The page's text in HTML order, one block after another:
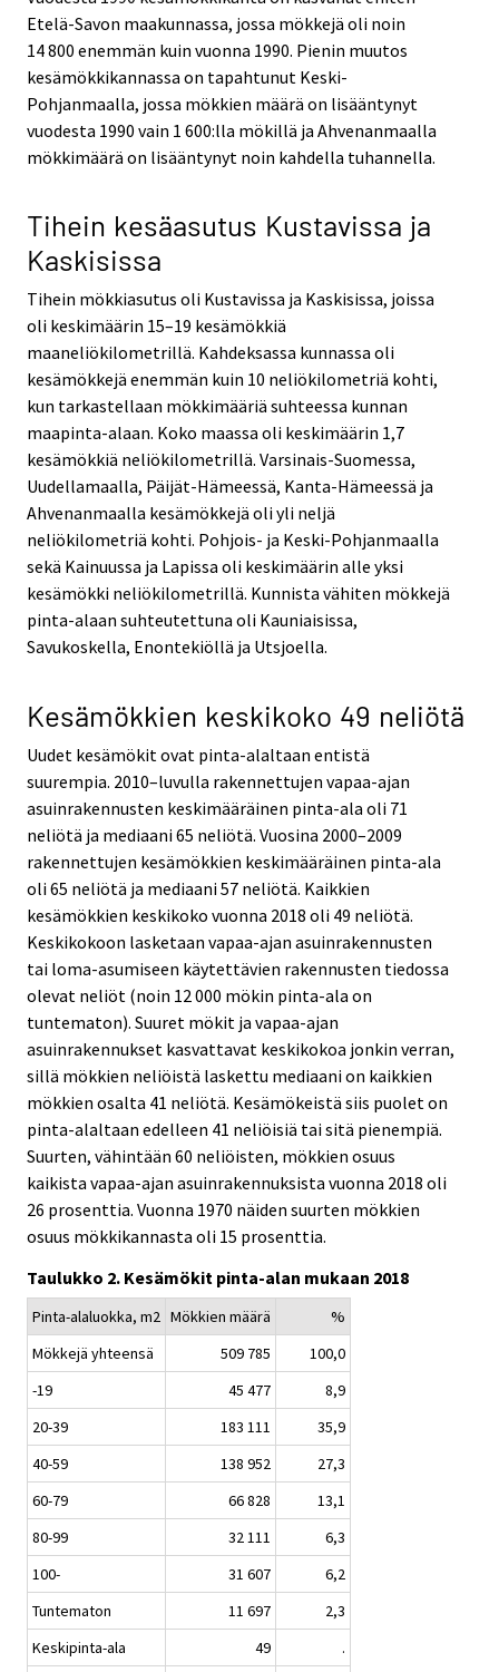
Etelä-Savon maakunnassa, jossa mökkejä oli noin
14 800 enemmän kuin vuonna 1990. Pienin muutos
kesämökkikannassa on tapahtunut Keski-
Pohjanmaalla, jossa mökkien määrä on lisääntynyt
vuodesta 1990 vain 1 600:lla mökillä ja Ahvenanmaalla
mökkimäärä on lisääntynyt noin kahdella tuhannella.
Tihein kesäasutus Kustavissa ja
Kaskisissa
Tihein mökkiasutus oli Kustavissa ja Kaskisissa, joissa
oli keskimäärin 15–19 kesämökkiä
maaneliökilometrillä. Kahdeksassa kunnassa oli
kesämökkejä enemmän kuin 10 neliökilometriä kohti,
kun tarkastellaan mökkimääriä suhteessa kunnan
maapinta-alaan. Koko maassa oli keskimäärin 1,7
kesämökkiä neliökilometrillä. Varsinais-Suomessa,
Uudellamaalla, Päijät-Hämeessä, Kanta-Hämeessä ja
Ahvenanmaalla kesämökkejä oli yli neljä
neliökilometriä kohti. Pohjois- ja Keski-Pohjanmaalla
sekä Kainuussa ja Lapissa oli keskimäärin alle yksi
kesämökki neliökilometrillä. Kunnista vähiten mökkejä
pinta-alaan suhteutettuna oli Kauniaisissa,
Savukoskella, Enontekiöllä ja Utsjoella.
Kesämökkien keskikoko 49 neliötä
Uudet kesämökit ovat pinta-alaltaan entistä
suurempia. 2010–luvulla rakennettujen vapaa-ajan
asuinrakennusten keskimääräinen pinta-ala oli 71
neliötä ja mediaani 65 neliötä. Vuosina 2000–2009
rakennettujen kesämökkien keskimääräinen pinta-ala
oli 65 neliötä ja mediaani 57 neliötä. Kaikkien
kesämökkien keskikoko vuonna 2018 oli 49 neliötä.
Keskikokoon lasketaan vapaa-ajan asuinrakennusten
tai loma-asumiseen käytettävien rakennusten tiedossa
olevat neliöt (noin 12 000 mökin pinta-ala on
tuntematon). Suuret mökit ja vapaa-ajan
asuinrakennukset kasvattavat keskikokoa jonkin verran,
sillä mökkien neliöistä laskettu mediaani on kaikkien
mökkien osalta 41 neliötä. Kesämökeistä siis puolet on
pinta-alaltaan edelleen 41 neliöisiä tai sitä pienempiä.
Suurten, vähintään 60 neliöisten, mökkien osuus
kaikista vapaa-ajan asuinrakennuksista vuonna 2018 oli
26 prosenttia. Vuonna 1970 näiden suurten mökkien
osuus mökkikannasta oli 15 prosenttia.
Taulukko 2. Kesämökit pinta-alan mukaan 2018
Pinta-alaluokka, m2 Mökkien määrä
%
Mökkejä yhteensä
509 785
100,0
-19
45 477
8,9
20-39
183 111
35,9
40-59
138 952
27,3
60-79
66 828
13,1
80-99
32 111
6,3
100-
31 607
6,2
Tuntematon
11 697
2,3
Keskipinta-ala
49 .